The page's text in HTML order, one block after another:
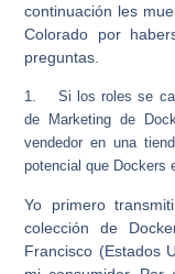
continuación les
Colorado por
preguntas.
1.Si los roles se
de Marketing de
vendedor en una
potencial que Dockers
Yo primero
colección de
Francisco (Estados